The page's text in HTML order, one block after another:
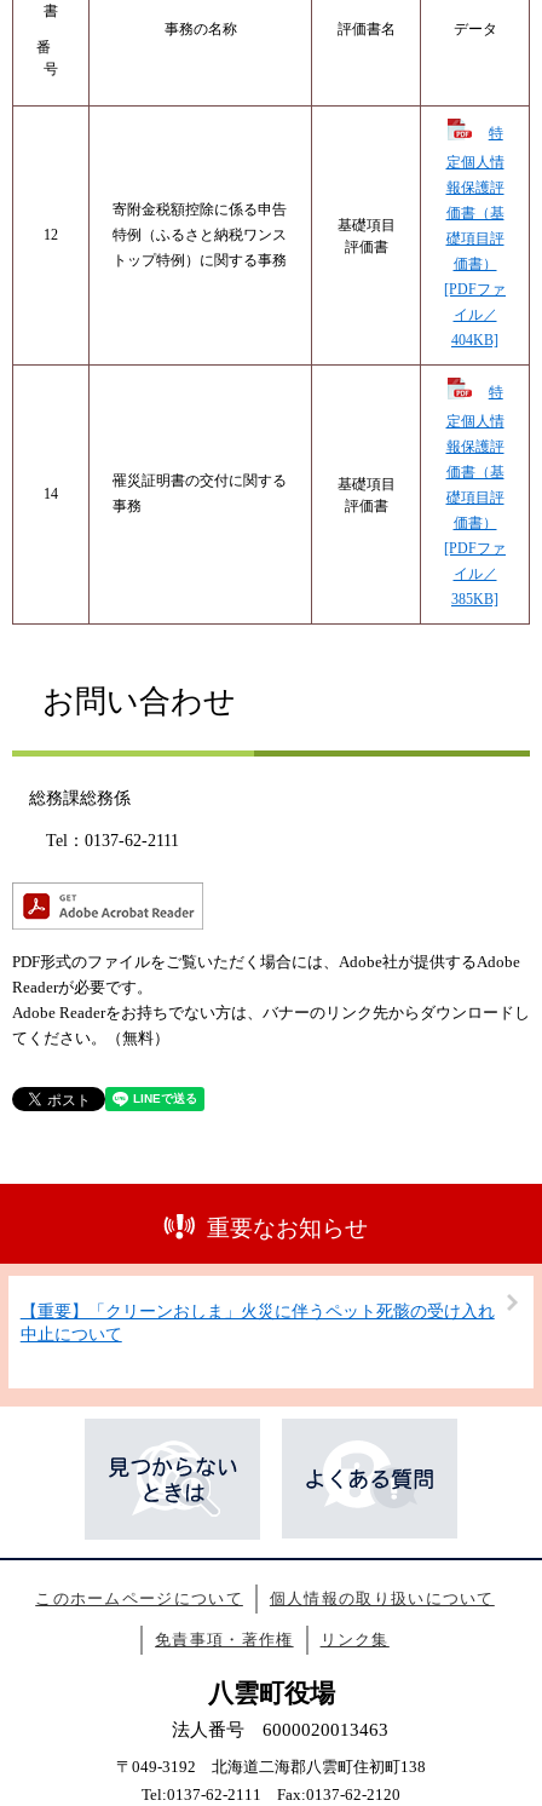
書
番
号
事務の名称 評価書名 データ
12
寄附金税額控除に係る申告
特例（ふるさと納税ワンス
トップ特例）に関する事務​
基礎項目
評価書
特
定個人情
報保護評
価書（基
礎項目評
価書）
[PDFファ
イル／
404KB]
14
罹災証明書の交付に関する
事務​
基礎項目
評価書
特
定個人情
報保護評
価書（基
礎項目評
価書）
[PDFファ
イル／
385KB]
お問い合わせ
総務課総務係
Tel：0137-62-2111
PDF形式のファイルをご覧いただく場合には、Adobe社が提供するAdobe
Readerが必要です。
Adobe Readerをお持ちでない方は、バナーのリンク先からダウンロードし
てください。（無料）
重要なお知らせ
【重要】「クリーンおしま」火災に伴うペット死骸の受け入れ
中止について
このホームページについて 個人情報の取り扱いについて
免責事項・著作権 リンク集
八雲町役場
法人番号 6000020013463
〒049-3192 北海道二海郡八雲町住初町138
Tel:0137-62-2111 Fax:0137-62-2120